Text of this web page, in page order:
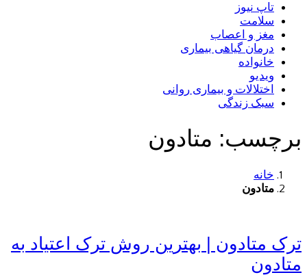
تاپ نیوز
سلامت
مغز و اعصاب
درمان گیاهی بیماری
خانواده
ویدیو
اختلالات و بیماری روانی
سبک زندگی
برچسب: متادون
خانه
متادون
ترک متادون | بهترین روش ترک اعتیاد به
متادون